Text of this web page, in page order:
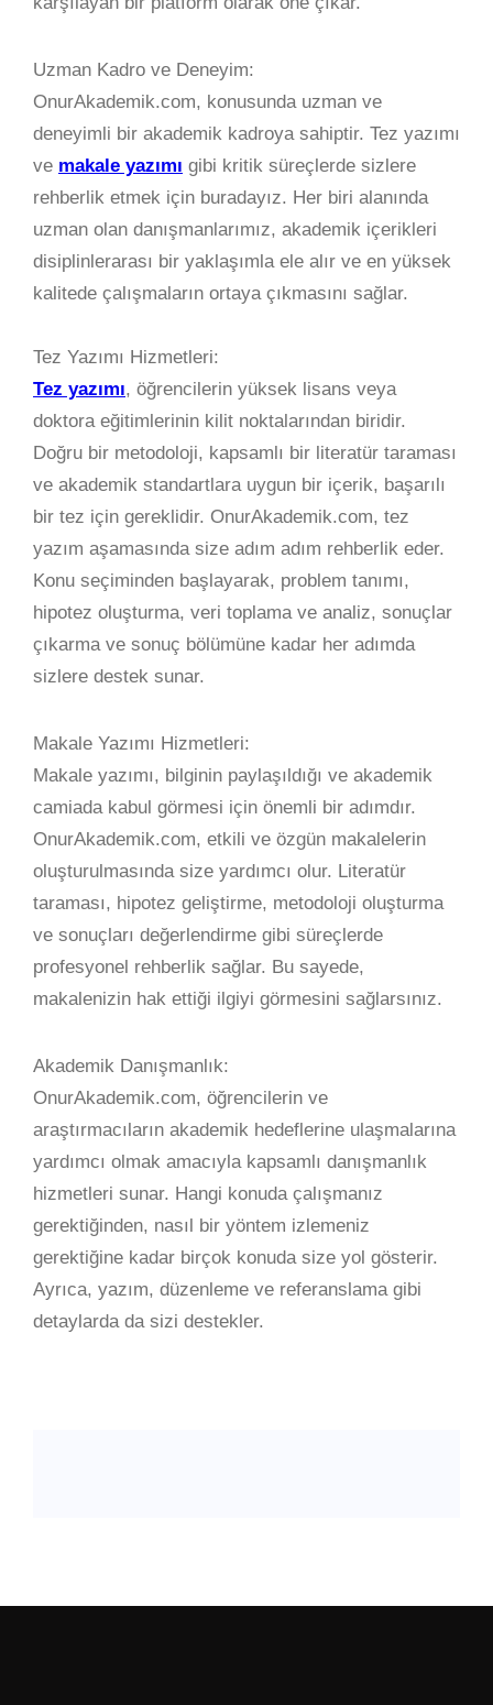
Uzman Kadro ve Deneyim:
OnurAkademik.com, konusunda uzman ve
deneyimli bir akademik kadroya sahiptir. Tez yazımı
ve makale yazımı gibi kritik süreçlerde sizlere
rehberlik etmek için buradayız. Her biri alanında
uzman olan danışmanlarımız, akademik içerikleri
disiplinlerarası bir yaklaşımla ele alır ve en yüksek
kalitede çalışmaların ortaya çıkmasını sağlar.
Tez Yazımı Hizmetleri:
Tez yazımı, öğrencilerin yüksek lisans veya
doktora eğitimlerinin kilit noktalarından biridir.
Doğru bir metodoloji, kapsamlı bir literatür taraması
ve akademik standartlara uygun bir içerik, başarılı
bir tez için gereklidir. OnurAkademik.com, tez
yazım aşamasında size adım adım rehberlik eder.
Konu seçiminden başlayarak, problem tanımı,
hipotez oluşturma, veri toplama ve analiz, sonuçlar
çıkarma ve sonuç bölümüne kadar her adımda
sizlere destek sunar.
Makale Yazımı Hizmetleri:
Makale yazımı, bilginin paylaşıldığı ve akademik
camiada kabul görmesi için önemli bir adımdır.
OnurAkademik.com, etkili ve özgün makalelerin
oluşturulmasında size yardımcı olur. Literatür
taraması, hipotez geliştirme, metodoloji oluşturma
ve sonuçları değerlendirme gibi süreçlerde
profesyonel rehberlik sağlar. Bu sayede,
makalenizin hak ettiği ilgiyi görmesini sağlarsınız.
Akademik Danışmanlık:
OnurAkademik.com, öğrencilerin ve
araştırmacıların akademik hedeflerine ulaşmalarına
yardımcı olmak amacıyla kapsamlı danışmanlık
hizmetleri sunar. Hangi konuda çalışmanız
gerektiğinden, nasıl bir yöntem izlemeniz
gerektiğine kadar birçok konuda size yol gösterir.
Ayrıca, yazım, düzenleme ve referanslama gibi
detaylarda da sizi destekler.